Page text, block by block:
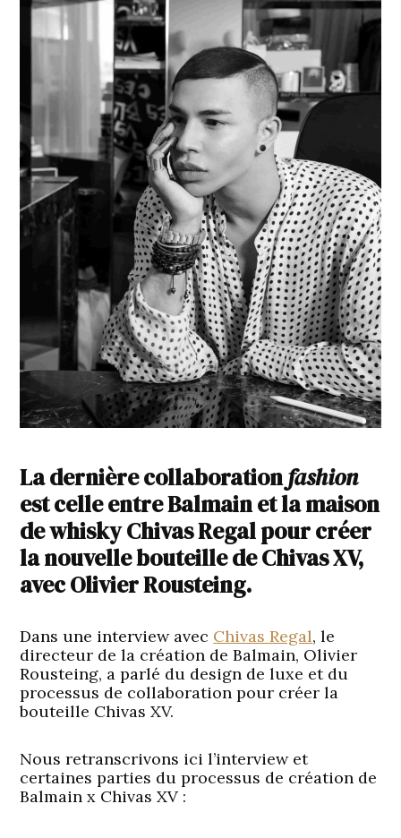
La dernière collaborationfashion
est celle entre Balmain et la maison
de whisky Chivas Regal pour créer
la nouvelle bouteille de Chivas XV,
avec Olivier Rousteing.
Dans une interview avec Chivas Regal, le
directeur de la création de Balmain, Olivier
Rousteing, a parlé du design de luxe et du
processus de collaboration pour créer la
bouteille Chivas XV.
Nous retranscrivons ici l’interview et
certaines parties du processus de création de
Balmain x Chivas XV :